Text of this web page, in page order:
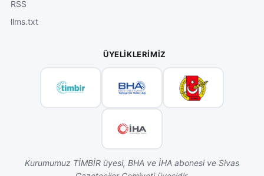
RSS
llms.txt
ÜYELIKLERIMIZ
Kurumumuz TİMBİR üyesi, BHA ve İHA abonesi ve Sivas